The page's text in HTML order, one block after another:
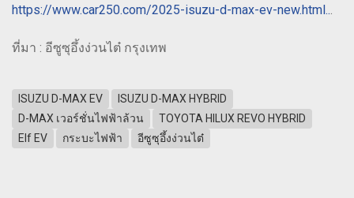
https://www.car250.com/2025-isuzu-d-max-ev-new.html..
ที่มา : อีซูซุอึ้งง่วนไต๋ กรุงเทพ
ISUZU D-MAX EV
ISUZU D-MAX HYBRID
D-MAX เวอร์ชั่นไฟฟ้าล้วน
TOYOTA HILUX REVO HYBRID
Elf EV
กระบะไฟฟ้า อีซูซุอึ้งง่วนไต๋